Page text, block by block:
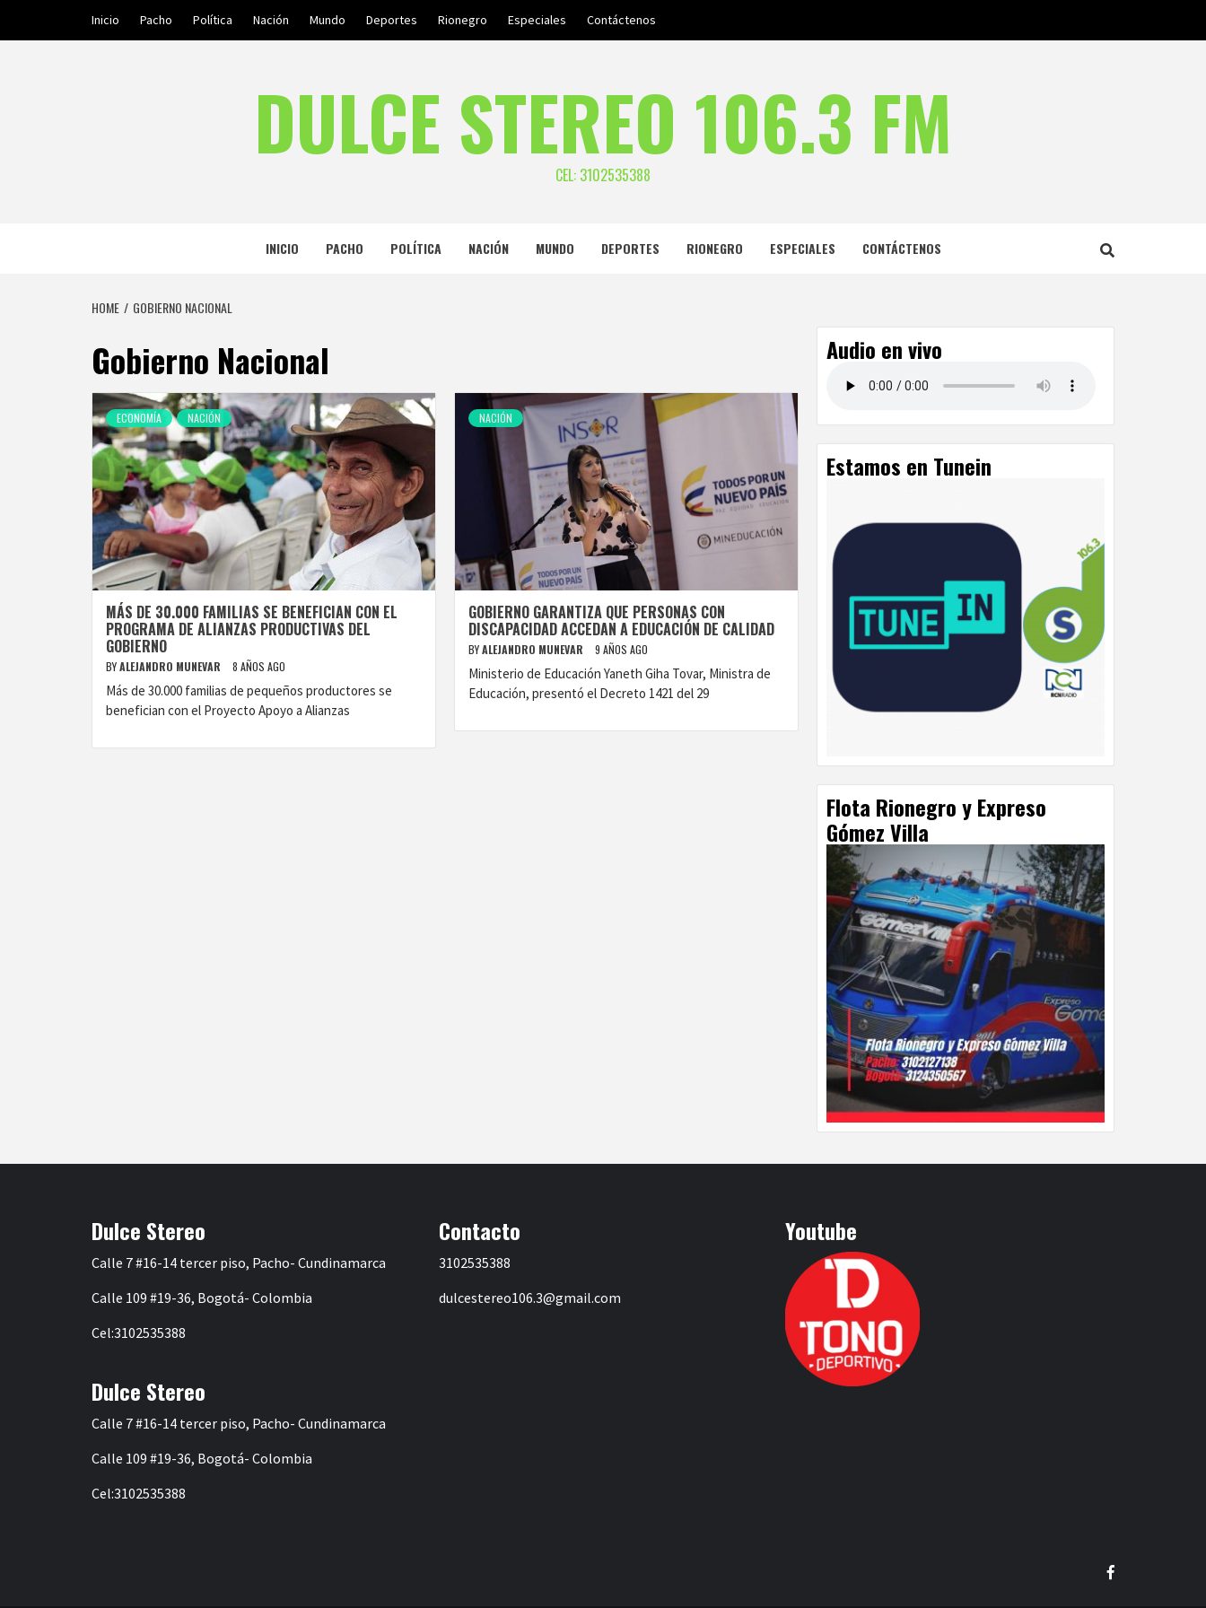
Inicio Pacho Política Nación Mundo Deportes Rionegro Especiales Contáctenos
DULCE STEREO 106.3 FM
CEL: 3102535388
INICIO PACHO POLÍTICA NACIÓN MUNDO DEPORTES RIONEGRO ESPECIALES CONTÁCTENOS
HOME GOBIERNO NACIONAL
Gobierno Nacional
ECONOMÍA NACIÓN
MÁS DE 30.000 FAMILIAS SE BENEFICIAN CON EL
PROGRAMA DE ALIANZAS PRODUCTIVAS DEL
GOBIERNO
BYALEJANDRO MUNEVAR 8 AÑOS AGO
Más de 30.000 familias de pequeños productores se
benefician con el Proyecto Apoyo a Alianzas
NACIÓN
GOBIERNO GARANTIZA QUE PERSONAS CON
DISCAPACIDAD ACCEDAN A EDUCACIÓN DE CALIDAD
BYALEJANDRO MUNEVAR 9 AÑOS AGO
Ministerio de Educación Yaneth Giha Tovar, Ministra de
Educación, presentó el Decreto 1421 del 29
Audio en vivo
Estamos en Tunein
Flota Rionegro y Expreso
Gómez Villa
Dulce Stereo
Calle 7 #16-14 tercer piso, Pacho- Cundinamarca
Calle 109 #19-36, Bogotá- Colombia
Cel:3102535388
Dulce Stereo
Calle 7 #16-14 tercer piso, Pacho- Cundinamarca
Calle 109 #19-36, Bogotá- Colombia
Cel:3102535388
Contacto
3102535388
dulcestereo106.3@gmail.com
Youtube
Facebook